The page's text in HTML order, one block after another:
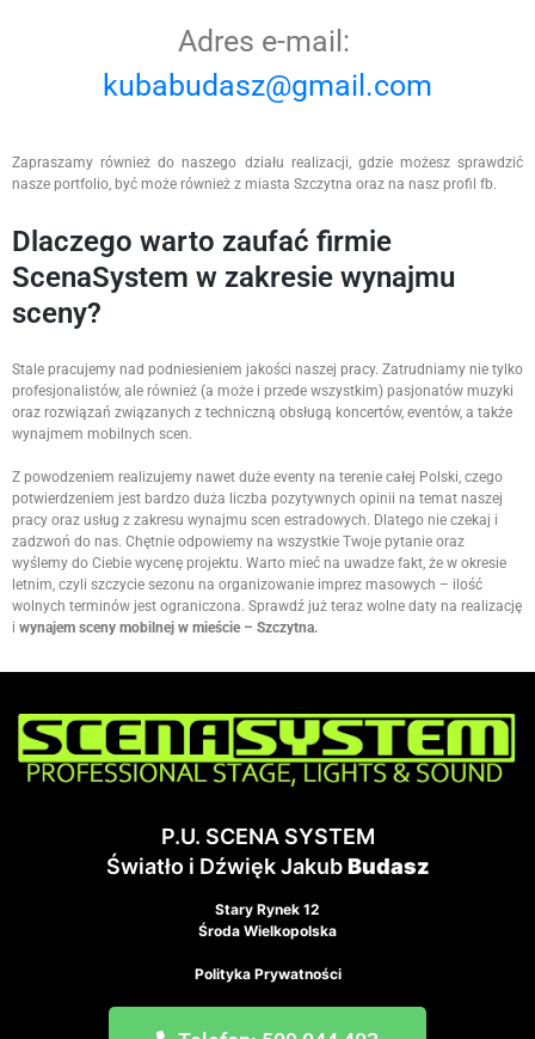
Adres e-mail:
kubabudasz@gmail.com
Zapraszamy również do naszego działu realizacji, gdzie możesz sprawdzić
nasze portfolio, być może również z miasta Szczytna oraz na nasz profil fb.
Dlaczego warto zaufać firmie
ScenaSystem w zakresie wynajmu
sceny?
Stale pracujemy nad podniesieniem jakości naszej pracy. Zatrudniamy nie tylko
profesjonalistów, ale również (a może i przede wszystkim) pasjonatów muzyki
oraz rozwiązań związanych z techniczną obsługą koncertów, eventów, a także
wynajmem mobilnych scen.
Z powodzeniem realizujemy nawet duże eventy na terenie całej Polski, czego
potwierdzeniem jest bardzo duża liczba pozytywnych opinii na temat naszej
pracy oraz usług z zakresu wynajmu scen estradowych. Dlatego nie czekaj i
zadzwoń do nas. Chętnie odpowiemy na wszystkie Twoje pytanie oraz
wyślemy do Ciebie wycenę projektu. Warto mieć na uwadze fakt, że w okresie
letnim, czyli szczycie sezonu na organizowanie imprez masowych – ilość
wolnych terminów jest ograniczona. Sprawdź już teraz wolne daty na realizację
i wynajem sceny mobilnej w mieście – Szczytna.
P.U. SCENA SYSTEM
Światło i Dźwięk JakubBudasz
Stary Rynek 12
Środa Wielkopolska
Polityka Prywatności